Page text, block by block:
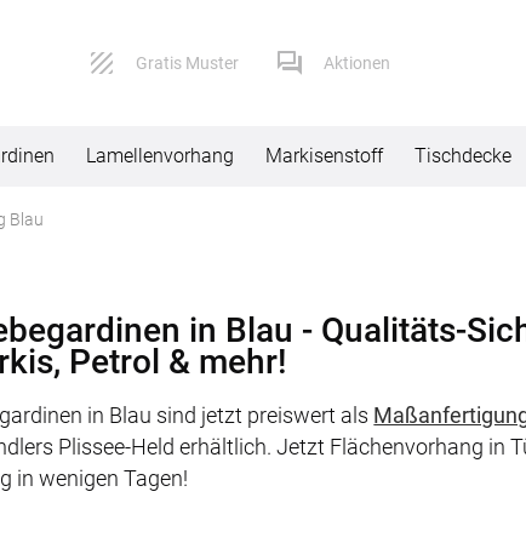
Gratis Muster Aktionen
Kontaktformular
Impressum
AGB
Datenschutz
Lamellenvorhang Markisenstoff Tischdecke
Blau
in Blau - Qualitäts-
Petrol & mehr!
in Blau sind jetzt preiswert als
Plissee-Held erhältlich. Jetzt Flächenvorhang in
in wenigen Tagen!